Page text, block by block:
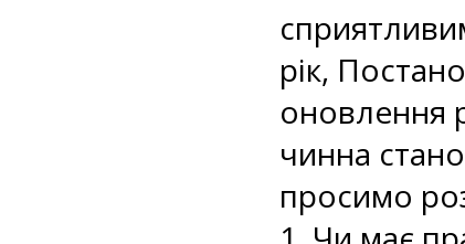
рік,
оновлення
чинна
просимо